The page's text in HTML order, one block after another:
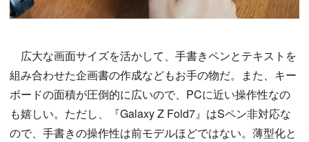
広大な画面サイズを活かして、手書きペンとテキストを
組み合わせた企画書の作成などもお手の物だ。また、キー
ボードの面積が圧倒的に広いので、PCに近い操作性なの
も嬉しい。ただし、『Galaxy Z Fold7』はSペン非対応な
ので、手書きの操作性は前モデルほどではない。薄型化と